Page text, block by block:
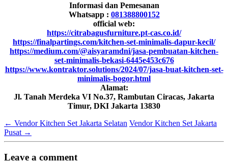
Informasi dan Pemesanan
Whatsapp : 081388800152
official web:
https://citrabagusfurniture.pt-cas.co.id/
https://finalpartings.com/kitchen-set-minimalis-dapur-kecil/
https://medium.com/@aisyaramdni/jasa-pembuatan-kitchen-
set-minimalis-bekasi-6445e453c676
https://www.kontraktor.solutions/2024/07/jasa-buat-kitchen-set-
minimalis-bogor.html
Alamat:
Jl. Tanah Merdeka VI No.37, Rambutan Ciracas, Jakarta
Timur, DKI Jakarta 13830
← Vendor Kitchen Set Jakarta Selatan Vendor Kitchen Set Jakarta
Pusat →
Leave a comment